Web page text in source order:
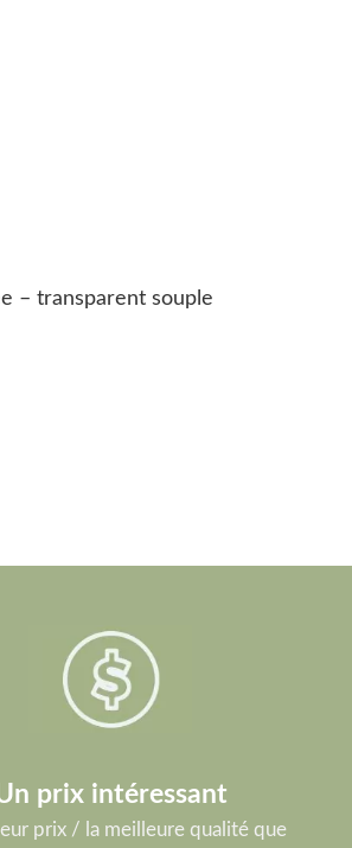
– transparent souple
prix intéressant
prix / la meilleure qualité que